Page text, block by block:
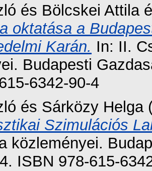
és Bölcskei Attila
oktatása a
Karán. In: II.
Budapesti
6342-90-4
és Sárközy Helga
Szimulációs
közleményei.
ISBN 978-615-